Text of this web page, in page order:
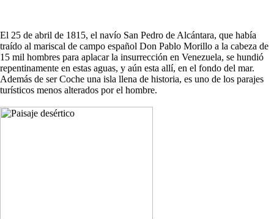
El 25 de abril de 1815, el navío San Pedro de Alcántara, que había
traído al mariscal de campo español Don Pablo Morillo a la cabeza de
15 mil hombres para aplacar la insurrección en Venezuela, se hundió
repentinamente en estas aguas, y aún esta allí, en el fondo del mar.
Además de ser Coche una isla llena de historia, es uno de los parajes
turísticos menos alterados por el hombre.